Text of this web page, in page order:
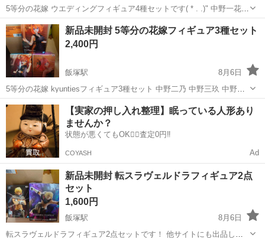
5等分の花嫁 ウエディングフィギュア4種セットです( * . .)" 中野一花は
友達にあげてしまい4種セットの販売となります。 中野三玖のみバラ
売り可能→800円
福岡 飯塚市 飯塚駅 フィギュア セット
新品未開封 5等分の花嫁フィギュア3種セット
2,400円
飯塚駅
8月6日
5等分の花嫁 kyuntiesフィギュア3種セット 中野二乃 中野三玖 中野四
葉です！ 中野二乃のみバラ売り可能です→800円
福岡 飯塚市 飯塚駅 フィギュア セット
【実家の押し入れ整理】眠っている人形あり
ませんか？
状態が悪くてもOK🙆‍♀️査定0円‼️
COYASH Ad
新品未開封 転スラヴェルドラフィギュア2点
セット
1,600円
飯塚駅
8月6日
転スラヴェルドラフィギュア2点セットです！ 他サイトにも出品して